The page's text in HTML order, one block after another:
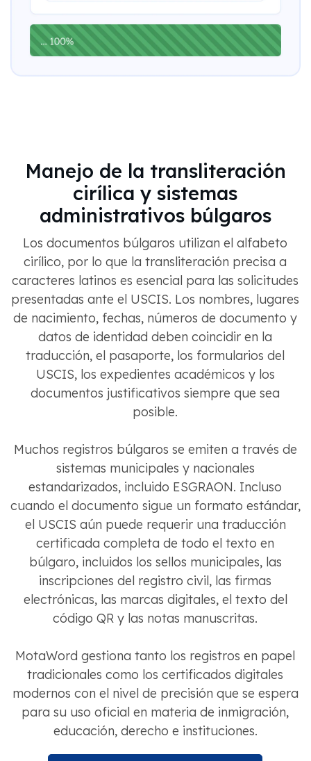
Manejo de la transliteración
cirílica y sistemas
administrativos búlgaros
Los documentos búlgaros utilizan el alfabeto
cirílico, por lo que la transliteración precisa a
caracteres latinos es esencial para las solicitudes
presentadas ante el USCIS. Los nombres, lugares
de nacimiento, fechas, números de documento y
datos de identidad deben coincidir en la
traducción, el pasaporte, los formularios del
USCIS, los expedientes académicos y los
documentos justificativos siempre que sea
posible.
Muchos registros búlgaros se emiten a través de
sistemas municipales y nacionales
estandarizados, incluido ESGRAON. Incluso
cuando el documento sigue un formato estándar,
el USCIS aún puede requerir una traducción
certificada completa de todo el texto en
búlgaro, incluidos los sellos municipales, las
inscripciones del registro civil, las firmas
electrónicas, las marcas digitales, el texto del
código QR y las notas manuscritas.
MotaWord gestiona tanto los registros en papel
tradicionales como los certificados digitales
modernos con el nivel de precisión que se espera
para su uso oficial en materia de inmigración,
educación, derecho e instituciones.